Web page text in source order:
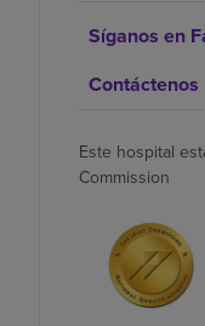
Síganos en
Contáctenos
Este hospital
Commission